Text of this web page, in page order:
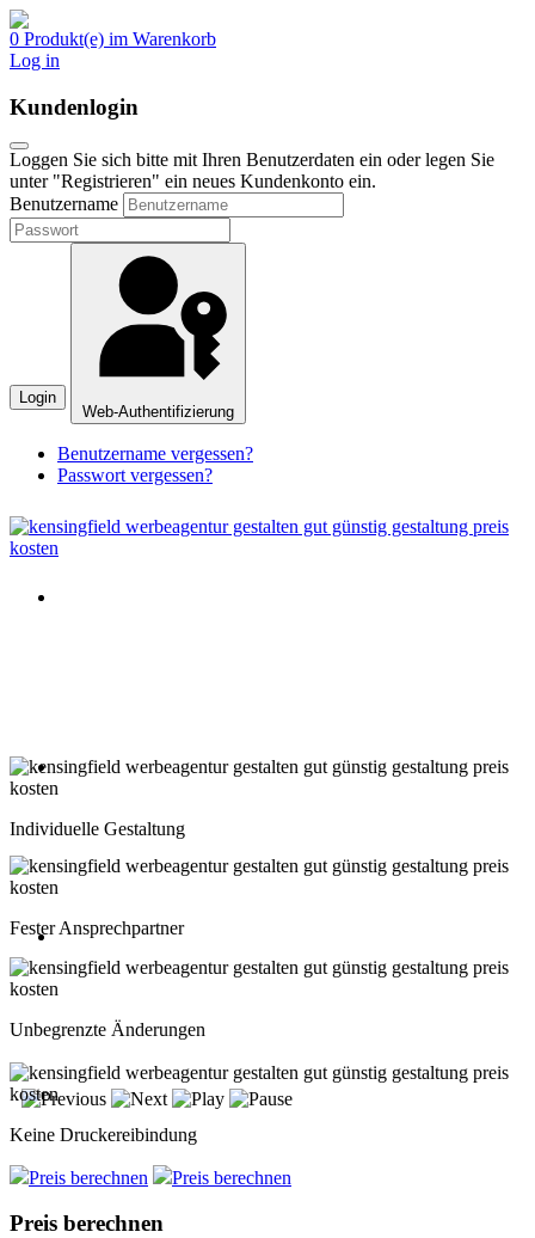
0 Produkt(e) im Warenkorb
Log in
Kundenlogin
Loggen Sie sich bitte mit Ihren Benutzerdaten ein oder legen Sie
unter "Registrieren" ein neues Kundenkonto ein.
Benutzername
Login
Web-Authentifizierung
Benutzername vergessen?
Passwort vergessen?
Beratung oder Rückruf anfordern
Schweiz: 043 508 66 63
Montag-Freitag 10:00-18:00 Uhr
Beratung oder Rückruf anfordern
Montag-Freitag 10:00-18:00 Uhr
Individuelle Gestaltung
Fester Ansprechpartner
Unbegrenzte Änderungen
Keine Druckereibindung
Preis berechnen Preis berechnen
Preis berechnen